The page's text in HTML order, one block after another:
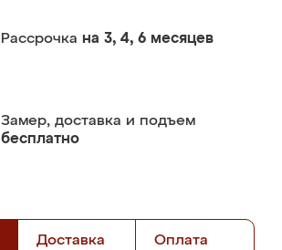
Рассрочка на 3, 4, 6 месяцев
Замер, доставка и подъем
бесплатно
Доставка Оплата